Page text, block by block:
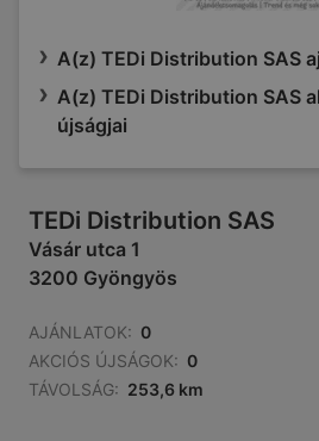
A(z) TEDi Distribution SAS
A(z) TEDi Distribution SAS
újságjai
TEDi Distribution SAS
Vásár utca 1
3200 Gyöngyös
AJÁNLATOK: 0
AKCIÓS ÚJSÁGOK: 0
TÁVOLSÁG: 253,6 km